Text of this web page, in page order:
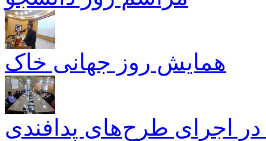
همایش روز جهانی خاک
اجرای طرح‌های پدافندی